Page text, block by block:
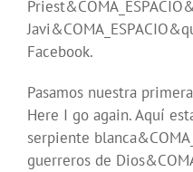
Facebook.
Pasamos nuestra
Here I go again. Aquí
serpiente
guerreros de